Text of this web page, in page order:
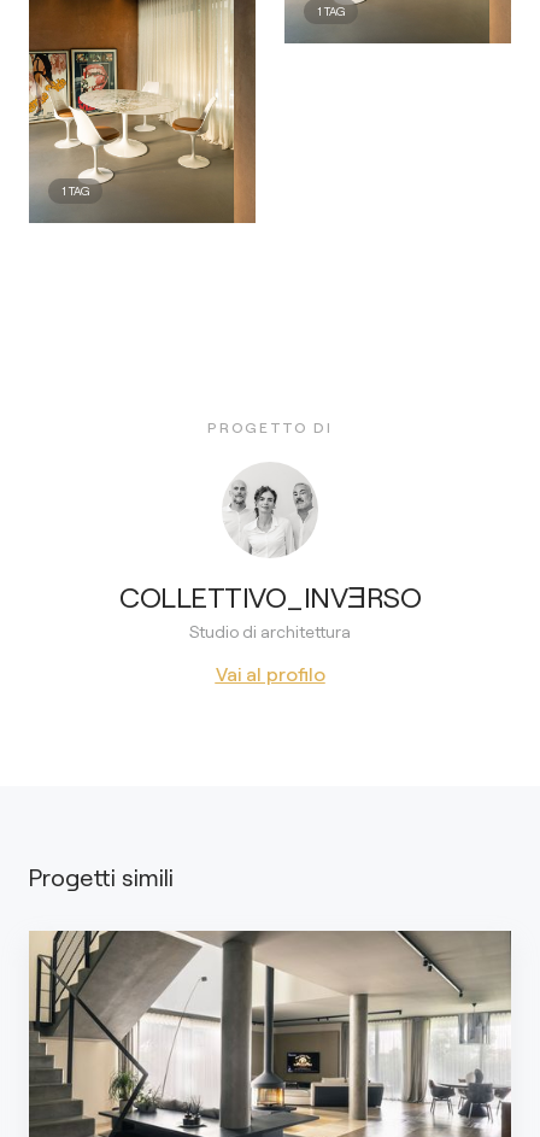
1 TAG
1 TAG
PROGETTO DI
COLLETTIVO_INVƎRSO
Studio di architettura
Vai al profilo
Progetti simili